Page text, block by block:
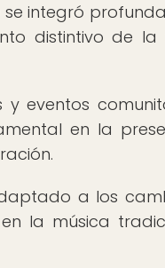
integró
distintivo de la
y eventos
en la
a los
la música